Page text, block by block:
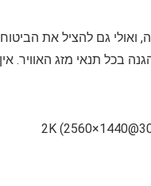
ואולי גם להציל את
בכל תנאי מזג האוויר.